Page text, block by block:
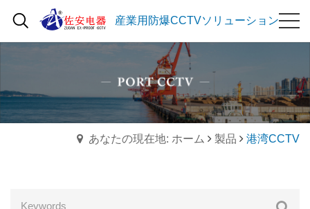
産業用防爆CCTVソリューション
あなたの現在地: ホーム 製品 港湾CCTV